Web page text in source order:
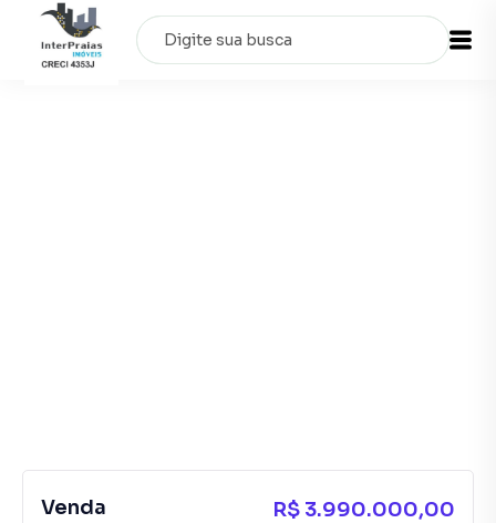
Venda R$ 3.990.000,00